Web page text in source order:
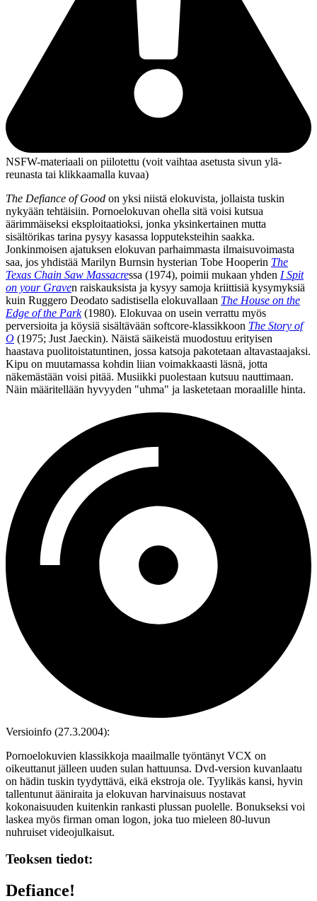
NSFW-materiaali on piilotettu (voit vaihtaa asetusta sivun ylä­
reunasta tai klikkaamalla kuvaa)
The Defiance of Good on yksi niistä elokuvista, jollaista tuskin
nykyään tehtäisiin. Pornoelokuvan ohella sitä voisi kutsua
äärimmäiseksi eksploitaatioksi, jonka yksinkertainen mutta
sisältörikas tarina pysyy kasassa lopputeksteihin saakka.
Jonkinmoisen ajatuksen elokuvan parhaimmasta ilmaisuvoimasta
saa, jos yhdistää Marilyn Burnsin hysterian Tobe Hooperin The
Texas Chain Saw Massacressa (1974), poimii mukaan yhden I Spit
on your Graven raiskauksista ja kysyy samoja kriittisiä kysymyksiä
kuin Ruggero Deodato sadistisella elokuvallaan The House on the
Edge of the Park(1980). Elokuvaa on usein verrattu myös
perversioita ja köysiä sisältävään softcore-klassikkoon The Story of
O (1975; Just Jaeckin). Näistä säikeistä muodostuu erityisen
haastava puolitoistatuntinen, jossa katsoja pakotetaan altavastaajaksi.
Kipu on muutamassa kohdin liian voimakkaasti läsnä, jotta
näkemästään voisi pitää. Musiikki puolestaan kutsuu nauttimaan.
Näin määritellään hyvyyden "uhma" ja lasketetaan moraalille hinta.
Versioinfo (27.3.2004):
Pornoelokuvien klassikkoja maailmalle työntänyt VCX on
oikeuttanut jälleen uuden sulan hattuunsa. Dvd‑version kuvanlaatu
on hädin tuskin tyydyttävä, eikä ekstroja ole. Tyylikäs kansi, hyvin
tallentunut ääniraita ja elokuvan harvinaisuus nostavat
kokonaisuuden kuitenkin rankasti plussan puolelle. Bonukseksi voi
laskea myös firman oman logon, joka tuo mieleen 80‑luvun
nuhruiset videojulkaisut.
Teoksen tiedot:
Defiance!